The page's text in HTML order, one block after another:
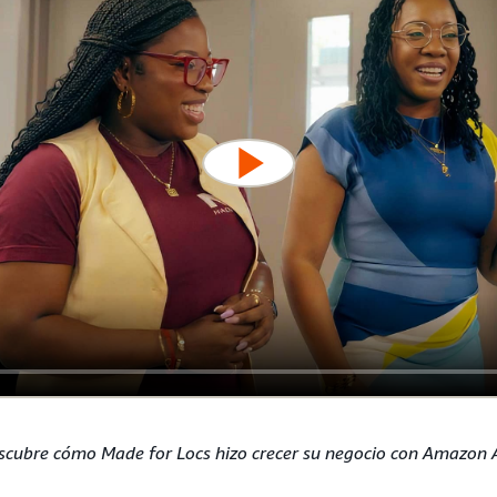
cómo Made for Locs hizo crecer su negocio con Amazon